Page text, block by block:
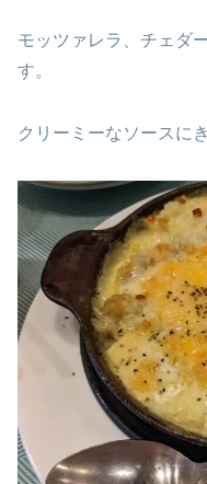
モッツァレラ、チェダ
す。
クリーミーなソースに